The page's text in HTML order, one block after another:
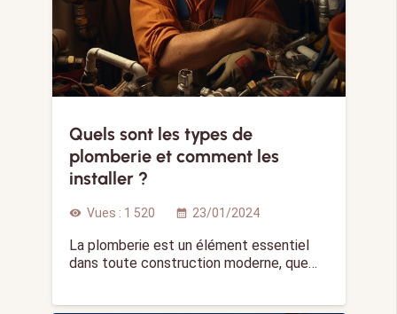
Quels sont les types de
plomberie et comment les
installer ?
visibility Vues : 1 520 calendar_month 23/01/2024
La plomberie est un élément essentiel
dans toute construction moderne, que…